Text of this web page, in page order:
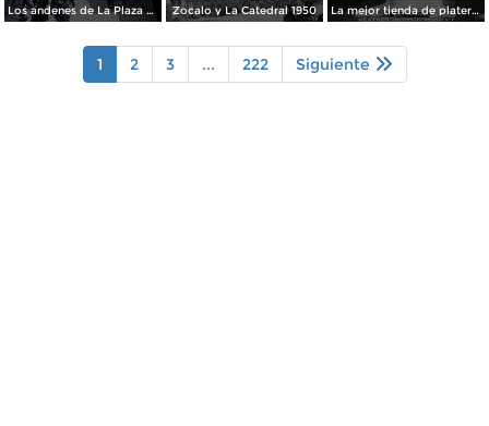
Los andenes de La Plaza de toros Ciudad de México 1950 Zocalo y La Catedral 1950 La mejor tienda de plateria.
1 2 3 ... 222 Siguiente